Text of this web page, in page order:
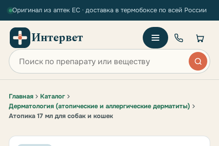
Оригинал из аптек ЕС · доставка в термобоксе по всей России
Интервет
Поиск по сайту
Главная
Каталог
Дерматология (атопические и аллергические дерматиты)
Атопика 17 мл для собак и кошек